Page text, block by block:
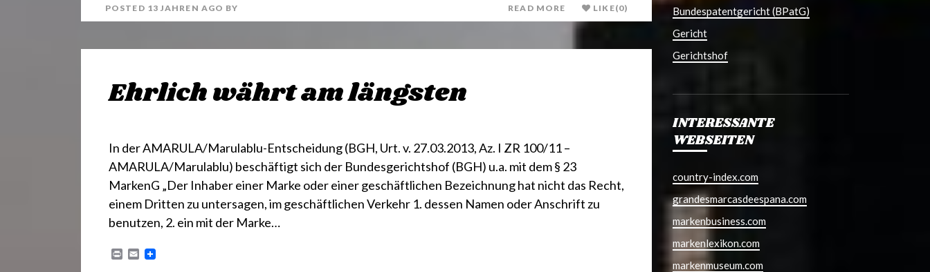
POSTED 13 JAHREN AGO BY READ MORE LIKE(0)
Ehrlich währt am längsten
In der AMARULA/Marulablu-Entscheidung (BGH, Urt. v. 27.03.2013, Az. I ZR 100/11 –
AMARULA/Marulablu) beschäftigt sich der Bundesgerichtshof (BGH) u.a. mit dem § 23
MarkenG „Der Inhaber einer Marke oder einer geschäftlichen Bezeichnung hat nicht das Recht,
einem Dritten zu untersagen, im geschäftlichen Verkehr 1. dessen Namen oder Anschrift zu
benutzen, 2. ein mit der Marke…
E
Bundespatentgericht (BPatG)
Gericht
Gerichtshof
INTERESSANTE
WEBSEITEN
country-index.com
grandesmarcasdeespana.com
markenbusiness.com
markenlexikon.com
markenmuseum.com